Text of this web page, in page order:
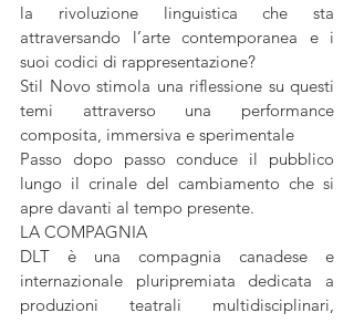
la rivoluzione linguistica che sta
attraversando l’arte contemporanea e i
suoi codici di rappresentazione?
Stil Novo stimola una riflessione su questi
temi attraverso una performance
composita, immersiva e sperimentale
Passo dopo passo conduce il pubblico
lungo il crinale del cambiamento che si
apre davanti al tempo presente.
LA COMPAGNIA
DLT è una compagnia canadese e
internazionale pluripremiata dedicata a
produzioni teatrali multidisciplinari,